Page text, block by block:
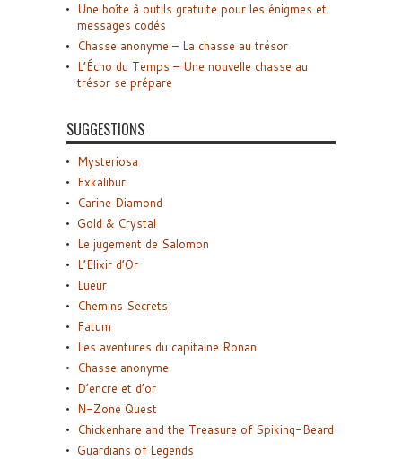
Une boîte à outils gratuite pour les énigmes et
messages codés
Chasse anonyme – La chasse au trésor
L’Écho du Temps – Une nouvelle chasse au
trésor se prépare
SUGGESTIONS
Mysteriosa
Exkalibur
Carine Diamond
Gold & Crystal
Le jugement de Salomon
L’Elixir d’Or
Lueur
Chemins Secrets
Fatum
Les aventures du capitaine Ronan
Chasse anonyme
D’encre et d’or
N-Zone Quest
Chickenhare and the Treasure of Spiking-Beard
Guardians of Legends